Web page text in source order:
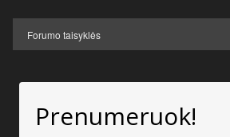
Prenumeruok!